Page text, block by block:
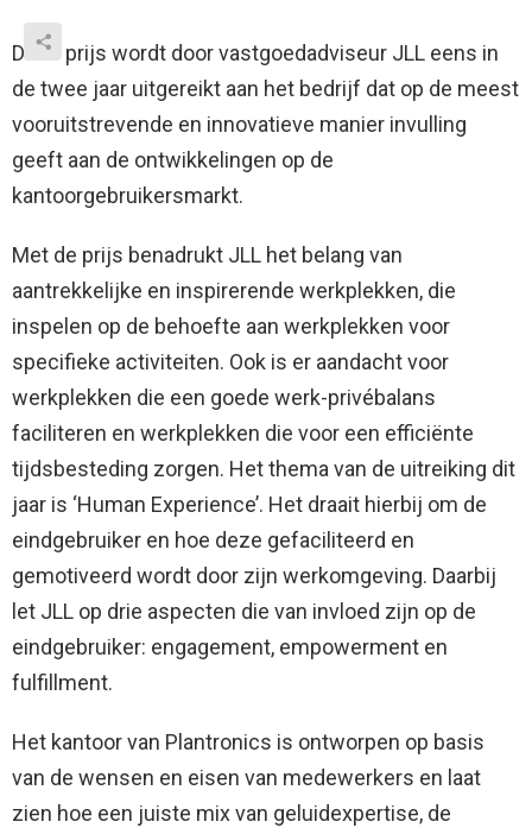
Deze prijs wordt door vastgoedadviseur JLL eens in
de twee jaar uitgereikt aan het bedrijf dat op de meest
vooruitstrevende en innovatieve manier invulling
geeft aan de ontwikkelingen op de
kantoorgebruikersmarkt.
Met de prijs benadrukt JLL het belang van
aantrekkelijke en inspirerende werkplekken, die
inspelen op de behoefte aan werkplekken voor
specifieke activiteiten. Ook is er aandacht voor
werkplekken die een goede werk-privébalans
faciliteren en werkplekken die voor een efficiënte
tijdsbesteding zorgen. Het thema van de uitreiking dit
jaar is ‘Human Experience’. Het draait hierbij om de
eindgebruiker en hoe deze gefaciliteerd en
gemotiveerd wordt door zijn werkomgeving. Daarbij
let JLL op drie aspecten die van invloed zijn op de
eindgebruiker: engagement, empowerment en
fulfillment.
Het kantoor van Plantronics is ontworpen op basis
van de wensen en eisen van medewerkers en laat
zien hoe een juiste mix van geluidexpertise, de